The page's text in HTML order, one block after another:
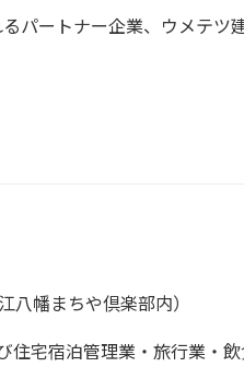
パートナー企業、ウメテツ
八幡まちや倶楽部内）
住宅宿泊管理業・旅行業・